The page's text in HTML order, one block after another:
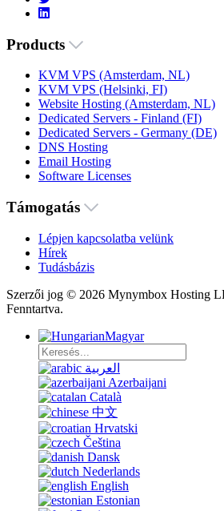
Products
KVM VPS (Amsterdam, NL)
KVM VPS (Helsinki, FI)
Website Hosting (Amsterdam, NL)
Dedicated Servers - Finland (FI)
Dedicated Servers - Germany (DE)
DNS Hosting
Email Hosting
Software Licenses
Támogatás
Lépjen kapcsolatba velünk
Hírek
Tudásbázis
Szerzői jog © 2026 Mynymbox Hosting
Fenntartva.
Magyar
العربية
Azerbaijani
Català
中文
Hrvatski
Čeština
Dansk
Nederlands
English
Estonian